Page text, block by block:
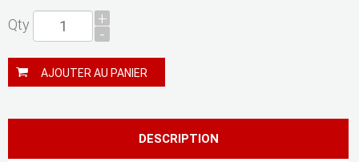
Qty +
-
AJOUTER AU PANIER
DESCRIPTION